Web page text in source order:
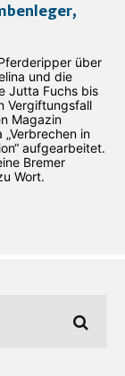
über
und die
Jutta Fuchs bis
Vergiftungsfall
Magazin
in
aufgearbeitet.
Bremer
Wort.